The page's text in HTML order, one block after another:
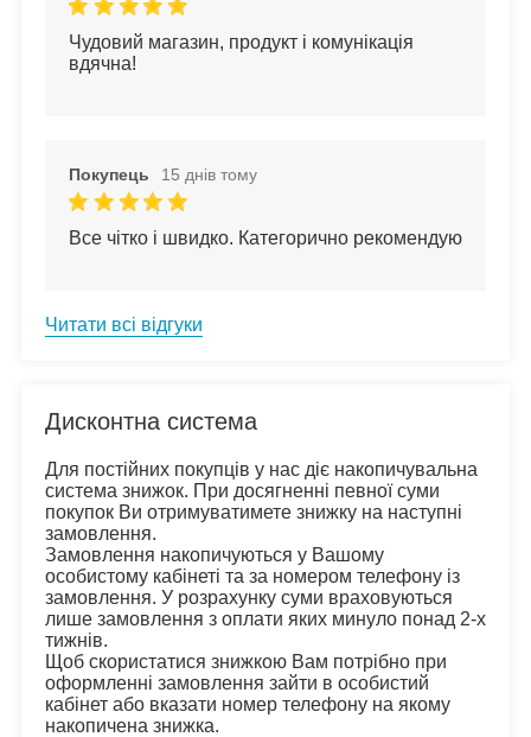
Чудовий магазин, продукт і комунікація
вдячна!
Покупець 15 днів тому
Все чітко і швидко. Категорично рекомендую
Читати всі відгуки
Дисконтна система
Для постійних покупців у нас діє накопичувальна
система знижок. При досягненні певної суми
покупок Ви отримуватимете знижку на наступні
замовлення.
Замовлення накопичуються у Вашому
особистому кабінеті та за номером телефону із
замовлення. У розрахунку суми враховуються
лише замовлення з оплати яких минуло понад 2-х
тижнів.
Щоб скористатися знижкою Вам потрібно при
оформленні замовлення зайти в особистий
кабінет або вказати номер телефону на якому
накопичена знижка.